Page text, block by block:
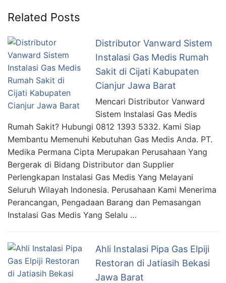
Related Posts
Distributor Vanward Sistem
Instalasi Gas Medis Rumah
Sakit di Cijati Kabupaten
Cianjur Jawa Barat
Mencari Distributor Vanward
Sistem Instalasi Gas Medis
Rumah Sakit? Hubungi 0812 1393 5332. Kami Siap
Membantu Memenuhi Kebutuhan Gas Medis Anda. PT.
Medika Permana Cipta Merupakan Perusahaan Yang
Bergerak di Bidang Distributor dan Supplier
Perlengkapan Instalasi Gas Medis Yang Melayani
Seluruh Wilayah Indonesia. Perusahaan Kami Menerima
Perancangan, Pengadaan Barang dan Pemasangan
Instalasi Gas Medis Yang Selalu …
Ahli Instalasi Pipa Gas Elpiji
Restoran di Jatiasih Bekasi
Jawa Barat